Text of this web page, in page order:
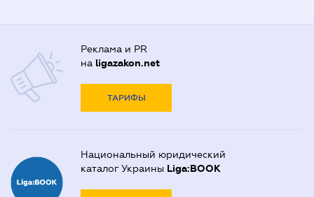
Реклама и PR
на ligazakon.net
ТАРИФЫ
Национальный юридический
каталог Украины Liga:BOOK